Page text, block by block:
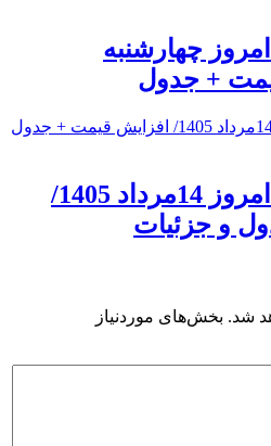
18عیار امروز چهارشنبه
قیمت طلای 18عیار امروز 14مرداد 1405/
و جزئیات
شد. بخش‌های موردنیاز